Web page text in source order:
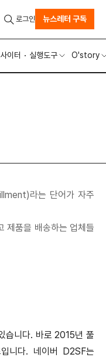
이터 실행도구 O'story
로그인 뉴스레터 구독
라는 단어가 자주
제품을 배송하는 업체들
습니다. 바로 2015년 풀
니다. 네이버 D2SF는